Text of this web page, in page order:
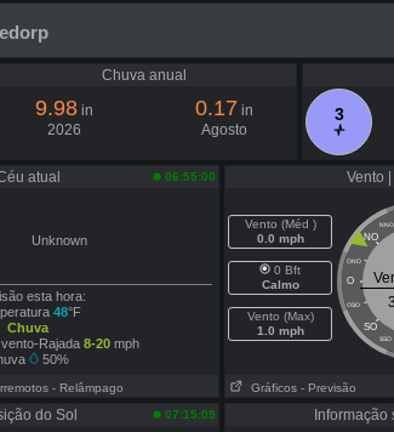
Chuva anual
9.98 in
2026
0.17 in
Agosto
3
atual 06:55:00
Unknown
esta hora:
48°F
Chuva
Rajada 8-20 mph
50%
- Relâmpago
Vento
Vento (Méd )
0.0 mph
0 Bft
Calmo
Vento (Max)
1.0 mph
NNO
NO
ONO
O
OSO
SO
SSO
Gráficos - Previsão
do Sol 07:15:09